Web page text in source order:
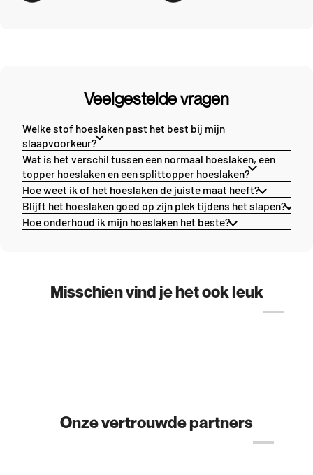
Veelgestelde vragen
Welke stof hoeslaken past het best bij mijn
slaapvoorkeur?
Wat is het verschil tussen een normaal hoeslaken, een
topper hoeslaken en een splittopper hoeslaken?
Hoe weet ik of het hoeslaken de juiste maat heeft?
Blijft het hoeslaken goed op zijn plek tijdens het slapen?
Hoe onderhoud ik mijn hoeslaken het beste?
Misschien vind je het ook leuk
Onze vertrouwde partners